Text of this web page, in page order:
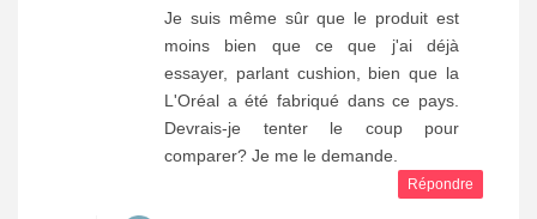
Je suis même sûr que le produit est
moins bien que ce que j'ai déjà
essayer, parlant cushion, bien que la
L'Oréal a été fabriqué dans ce pays.
Devrais-je tenter le coup pour
comparer? Je me le demande.
Répondre